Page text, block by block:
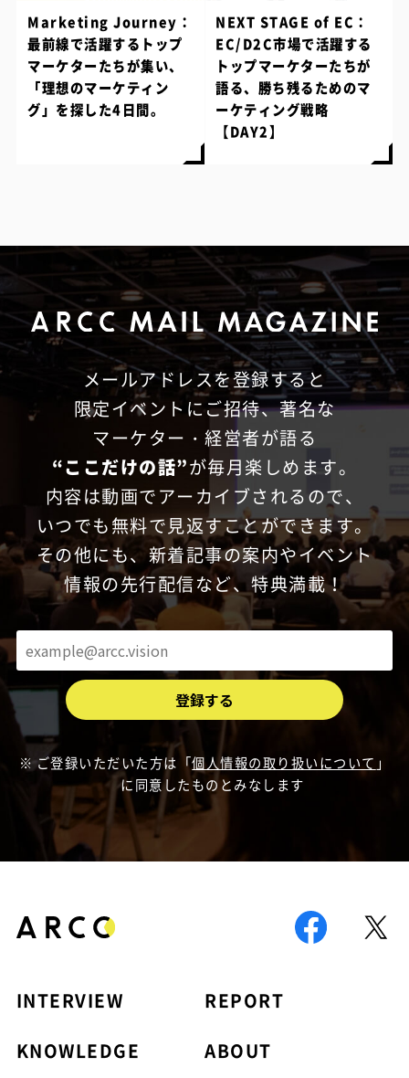
Marketing Journey：
最前線で活躍するトップ
マーケターたちが集い、
「理想のマーケティン
グ」を探した4日間。
NEXT STAGE of EC：
EC/D2C市場で活躍する
トップマーケターたちが
語る、勝ち残るためのマ
ーケティング戦略
【DAY2】
メールアドレスを登録すると
限定イベントにご招待、著名な
マーケター・経営者が語る
“ここだけの話”が毎月楽しめます。
内容は動画でアーカイブされるので、
いつでも無料で見返すことができます。
その他にも、新着記事の案内やイベント
情報の先行配信など、特典満載！
ご登録いただいた方は「個人情報の取り扱いについて 」
に同意したものとみなします
INTERVIEW
REPORT
KNOWLEDGE
ABOUT